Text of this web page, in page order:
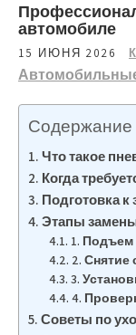
автомобиле
15 ИЮНЯ 2026
Содержание
Что такое
Когда
Подготовка к
Этапы
1.
2. Снятие
3.
4.
Советы по